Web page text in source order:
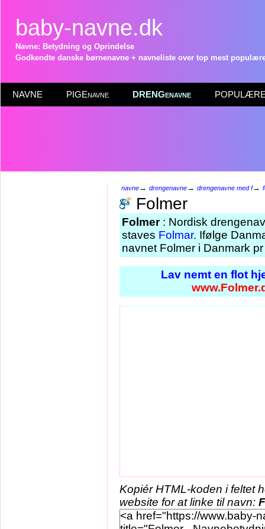
baby-navne.dk
Navne: Betydning og Oprindelse
Godkendte danske børnenavne + navneliste over top mest
NAVNE PIGEnavne DRENGenavne POPULÆRE
navne→ drengenavne→ drengenavne med f→
Folmer
Folmer: Nordisk
staves Folmar. Ifølge
navnet Folmer i Danmark
Lav nemt en flot
Kopiér HTML-koden i feltet
website for at linke til navn: